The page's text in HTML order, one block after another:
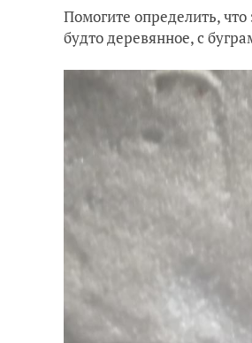
Помогите определить,
будто деревянное, с